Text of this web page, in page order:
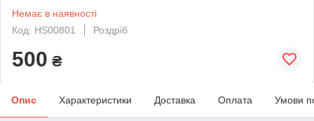
Немає в наявності
Код: HS00801
Роздріб
500 ₴
Опис Характеристики Доставка Оплата Умови